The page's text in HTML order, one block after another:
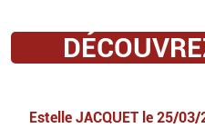
Estelle JACQUET le 25/03/